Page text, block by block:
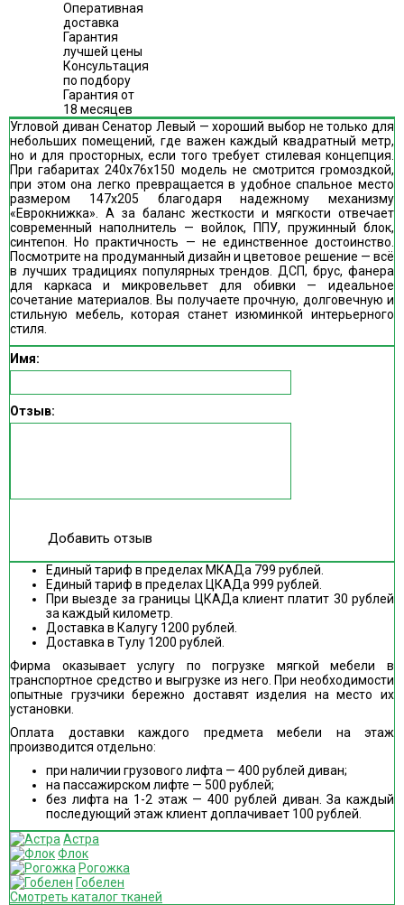
Оперативная
доставка
Гарантия
лучшей цены
Консультация
по подбору
Гарантия от
18 месяцев
Угловой диван Сенатор Левый — хороший выбор не только для
небольших помещений, где важен каждый квадратный метр,
но и для просторных, если того требует стилевая концепция.
При габаритах 240х76х150 модель не смотрится громоздкой,
при этом она легко превращается в удобное спальное место
размером 147х205 благодаря надежному механизму
«Еврокнижка». А за баланс жесткости и мягкости отвечает
современный наполнитель — войлок, ППУ, пружинный блок,
синтепон. Но практичность — не единственное достоинство.
Посмотрите на продуманный дизайн и цветовое решение — всё
в лучших традициях популярных трендов. ДСП, брус, фанера
для каркаса и микровельвет для обивки — идеальное
сочетание материалов. Вы получаете прочную, долговечную и
стильную мебель, которая станет изюминкой интерьерного
стиля.
Имя:
Отзыв:
Добавить отзыв
Единый тариф в пределах МКАДа 799 рублей.
Единый тариф в пределах ЦКАДа 999 рублей.
При выезде за границы ЦКАДа клиент платит 30 рублей
за каждый километр.
Доставка в Калугу 1200 рублей.
Доставка в Тулу 1200 рублей.
Фирма оказывает услугу по погрузке мягкой мебели в
транспортное средство и выгрузке из него. При необходимости
опытные грузчики бережно доставят изделия на место их
установки.
Оплата доставки каждого предмета мебели на этаж
производится отдельно:
при наличии грузового лифта — 400 рублей диван;
на пассажирском лифте — 500 рублей;
без лифта на 1-2 этаж — 400 рублей диван. За каждый
последующий этаж клиент доплачивает 100 рублей.
Астра
Флок
Рогожка
Гобелен
Смотреть каталог тканей